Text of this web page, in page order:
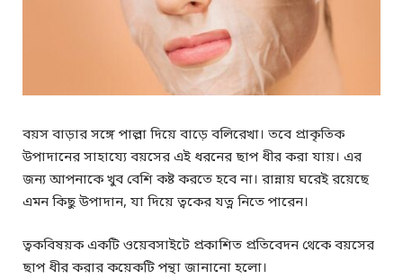
বয়স বাড়ার সঙ্গে পাল্লা দিয়ে বাড়ে বলিরেখা। তবে প্রাকৃতিক
উপাদানের সাহায্যে বয়সের এই ধরনের ছাপ ধীর করা যায়। এর
জন্য আপনাকে খুব বেশি কষ্ট করতে হবে না। রান্নায় ঘরেই রয়েছে
এমন কিছু উপাদান, যা দিয়ে ত্বকের যত্ন নিতে পারেন।
ত্বকবিষয়ক একটি ওয়েবসাইটে প্রকাশিত প্রতিবেদন থেকে বয়সের
ছাপ ধীর করার কয়েকটি পন্থা জানানো হলো।